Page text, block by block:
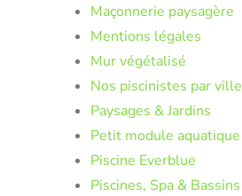
Maçonnerie paysagère
Mentions légales
Mur végétalisé
Nos piscinistes par ville
Paysages & Jardins
Petit module aquatique
Piscine Everblue
Piscines, Spa & Bassins